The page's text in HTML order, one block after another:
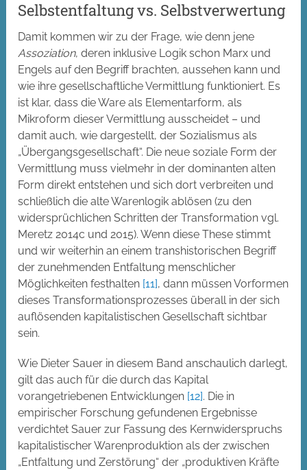
Selbstentfaltung vs. Selbstverwertung
Damit kommen wir zu der Frage, wie denn jene
Assoziation, deren inklusive Logik schon Marx und
Engels auf den Begriff brachten, aussehen kann und
wie ihre gesellschaftliche Vermittlung funktioniert. Es
ist klar, dass die Ware als Elementarform, als
Mikroform dieser Vermittlung ausscheidet – und
damit auch, wie dargestellt, der Sozialismus als
„Übergangsgesellschaft“. Die neue soziale Form der
Vermittlung muss vielmehr in der dominanten alten
Form direkt entstehen und sich dort verbreiten und
schließlich die alte Warenlogik ablösen (zu den
widersprüchlichen Schritten der Transformation vgl.
Meretz 2014c und 2015). Wenn diese These stimmt
und wir weiterhin an einem transhistorischen Begriff
der zunehmenden Entfaltung menschlicher
Möglichkeiten festhalten [11], dann müssen Vorformen
dieses Transformationsprozesses überall in der sich
auflösenden kapitalistischen Gesellschaft sichtbar
sein.
Wie Dieter Sauer in diesem Band anschaulich darlegt,
gilt das auch für die durch das Kapital
vorangetriebenen Entwicklungen [12]. Die in
empirischer Forschung gefundenen Ergebnisse
verdichtet Sauer zur Fassung des Kernwiderspruchs
kapitalistischer Warenproduktion als der zwischen
„Entfaltung und Zerstörung“ der „produktiven Kräfte